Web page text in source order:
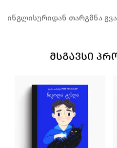
ინგლისურიდან თარგმნა
ᲛᲡᲒᲐᲕᲡᲘ